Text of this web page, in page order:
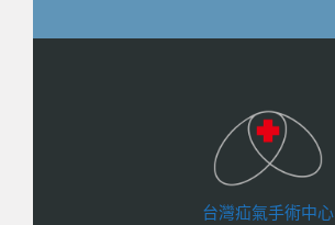
台灣疝氣手術中心